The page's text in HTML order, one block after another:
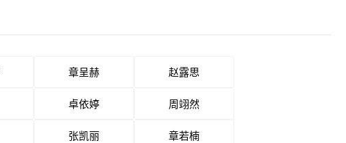
章呈赫 赵露思
卓依婷 周翊然
张凯丽 章若楠